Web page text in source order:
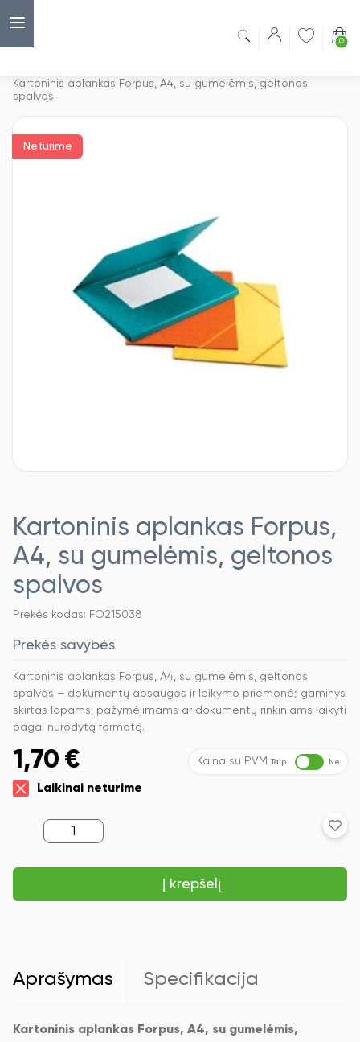
0
Kartoninis aplankas Forpus, A4, su gumelėmis, geltonos
spalvos
Neturime
Kartoninis aplankas Forpus,
A4, su gumelėmis, geltonos
spalvos
Prekės kodas: FO215038
Prekės savybės
Kartoninis aplankas Forpus, A4, su gumelėmis, geltonos
spalvos – dokumentų apsaugos ir laikymo priemonė; gaminys
skirtas lapams, pažymėjimams ar dokumentų rinkiniams laikyti
pagal nurodytą formatą.
1,70 € Kaina su PVM Taip Ne
Laikinai neturime
produkto
kiekis:
aplankas
A4,
Į krepšelį
Aprašymas Specifikacija
Kartoninis aplankas Forpus, A4, su gumelėmis,